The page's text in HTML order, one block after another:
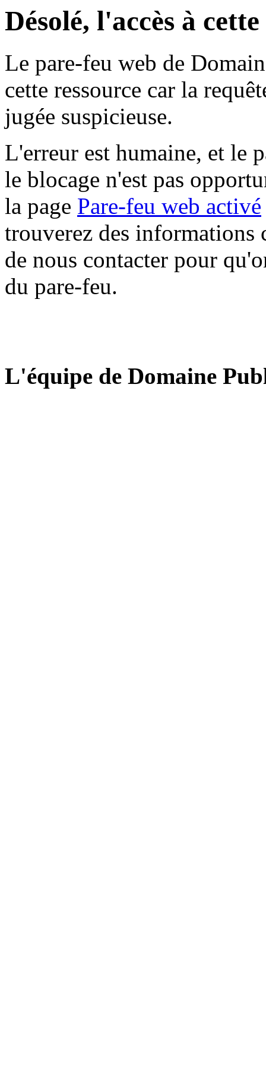
Désolé, l'accès à
Le pare-feu web de
cette ressource car la
jugée suspicieuse.
L'erreur est humaine, et le
le blocage n'est pas
la page Pare-feu web activé
trouverez des informations
de nous contacter pour
du pare-feu.
L'équipe de Domaine